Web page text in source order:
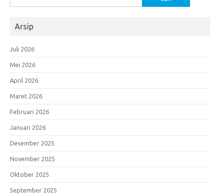
untuk:
Arsip
Juli 2026
Mei 2026
April 2026
Maret 2026
Februari 2026
Januari 2026
Desember 2025
November 2025
Oktober 2025
September 2025